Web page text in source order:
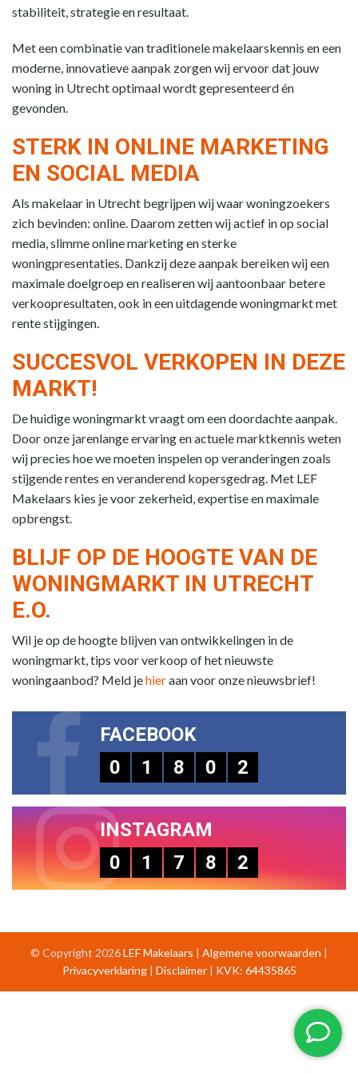
stabiliteit, strategie en resultaat.
Met een combinatie van traditionele makelaarskennis en een
moderne, innovatieve aanpak zorgen wij ervoor dat jouw
woning in Utrecht optimaal wordt gepresenteerd én
gevonden.
STERK IN ONLINE MARKETING
EN SOCIAL MEDIA
Als makelaar in Utrecht begrijpen wij waar woningzoekers
zich bevinden: online. Daarom zetten wij actief in op social
media, slimme online marketing en sterke
woningpresentaties. Dankzij deze aanpak bereiken wij een
maximale doelgroep en realiseren wij aantoonbaar betere
verkoopresultaten, ook in een uitdagende woningmarkt met
rente stijgingen.
SUCCESVOL VERKOPEN IN DEZE
MARKT!
De huidige woningmarkt vraagt om een doordachte aanpak.
Door onze jarenlange ervaring en actuele marktkennis weten
wij precies hoe we moeten inspelen op veranderingen zoals
stijgende rentes en veranderend kopersgedrag. Met LEF
Makelaars kies je voor zekerheid, expertise en maximale
opbrengst.
BLIJF OP DE HOOGTE VAN DE
WONINGMARKT IN UTRECHT
E.O.
Wil je op de hoogte blijven van ontwikkelingen in de
woningmarkt, tips voor verkoop of het nieuwste
woningaanbod? Meld jehieraan voor onze nieuwsbrief!
FACEBOOK
0
1 8 0 2
INSTAGRAM
0
1 7 8 2
© Copyright 2026LEF Makelaars | Algemene voorwaarden |
Privacyverklaring| Disclaimer| KVK: 64435865